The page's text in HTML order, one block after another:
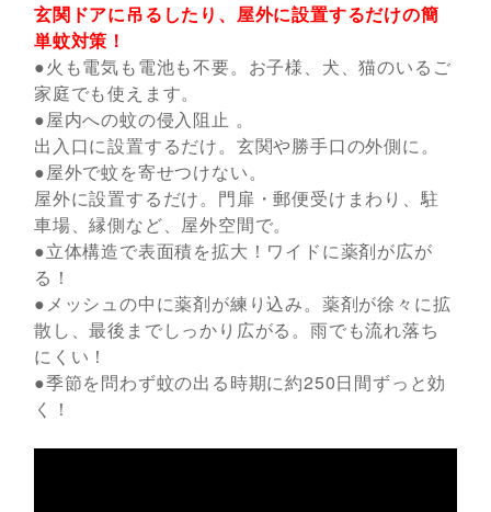
玄関ドアに吊るしたり、屋外に設置するだけの簡
単蚊対策！
●火も電気も電池も不要。お子様、犬、猫のいるご
家庭でも使えます。
●屋内への蚊の侵入阻止 。
出入口に設置するだけ。玄関や勝手口の外側に。
●屋外で蚊を寄せつけない。
屋外に設置するだけ。門扉・郵便受けまわり、駐
車場、縁側など、屋外空間で。
●立体構造で表面積を拡大！ワイドに薬剤が広が
る！
●メッシュの中に薬剤が練り込み。薬剤が徐々に拡
散し、最後までしっかり広がる。雨でも流れ落ち
にくい！
●季節を問わず蚊の出る時期に約250日間ずっと効
く！